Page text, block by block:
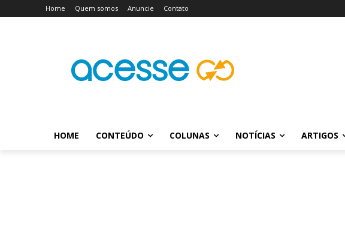
Home Quem somos Anuncie Contato
HOME CONTEÚDO COLUNAS NOTÍCIAS ARTIGOS